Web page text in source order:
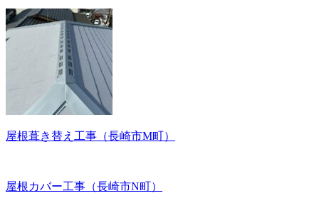
屋根葺き替え工事（長崎市M町）
屋根カバー工事（長崎市N町）